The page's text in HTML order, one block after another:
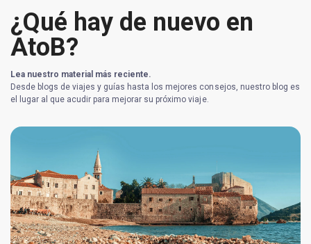
¿Qué hay de nuevo en
AtoB?
Lea nuestro material más reciente.
Desde blogs de viajes y guías hasta los mejores consejos, nuestro blog es
el lugar al que acudir para mejorar su próximo viaje.